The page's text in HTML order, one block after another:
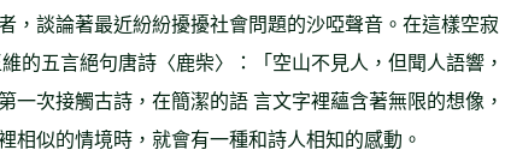
，談論著最近紛紛擾擾社會問題的沙啞聲音。在這樣空寂
的五言絕句唐詩〈鹿柴〉：「空山不見人，但聞人語響，
次接觸古詩，在簡潔的語 言文字裡蘊含著無限的想像，
相似的情境時，就會有一種和詩人相知的感動。